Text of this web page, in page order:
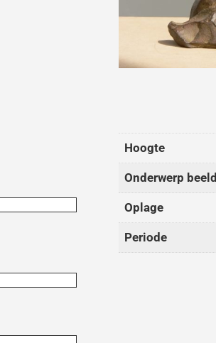
Hoogte
Onderwerp beeld
Oplage
Periode